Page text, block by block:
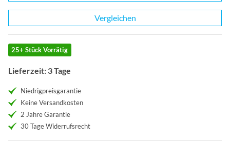
Vergleichen
25+ Stück Vorrätig
Lieferzeit: 3 Tage
Niedrigpreisgarantie
Keine Versandkosten
2 Jahre Garantie
30 Tage Widerrufsrecht